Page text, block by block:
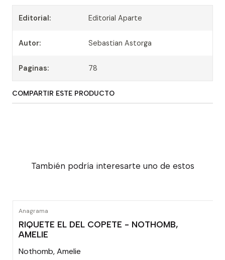
Editorial: Editorial Aparte
Autor: Sebastian Astorga
Paginas: 78
COMPARTIR ESTE PRODUCTO
También podría interesarte uno de estos
Anagrama
RIQUETE EL DEL COPETE - NOTHOMB,
AMELIE
Nothomb, Amelie